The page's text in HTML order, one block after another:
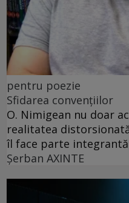
pentru poezie
Sfidarea convențiilor
O. Nimigean nu doar
realitatea
îl face parte integrantă
Şerban AXINTE